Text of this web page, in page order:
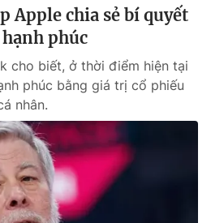
Apple chia sẻ bí quyết
phúc
cho biết, ở thời điểm hiện tại
phúc bằng giá trị cổ phiếu
nhân.